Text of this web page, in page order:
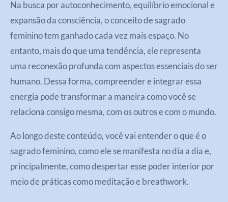
Na busca por autoconhecimento, equilíbrio emocional e
expansão da consciência, o conceito de sagrado
feminino tem ganhado cada vez mais espaço. No
entanto, mais do que uma tendência, ele representa
uma reconexão profunda com aspectos essenciais do ser
humano. Dessa forma, compreender e integrar essa
energia pode transformar a maneira como você se
relaciona consigo mesma, com os outros e com o mundo.
Ao longo deste conteúdo, você vai entender o que é o
sagrado feminino, como ele se manifesta no dia a dia e,
principalmente, como despertar esse poder interior por
meio de práticas como meditação e breathwork.